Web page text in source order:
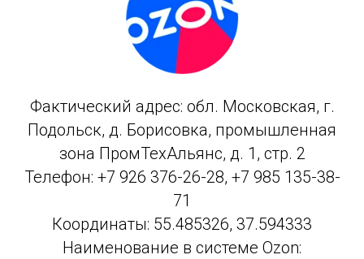
Фактический адрес: обл. Московская, г.
Подольск, д. Борисовка, промышленная
зона ПромТехАльянс, д. 1, стр. 2
Телефон: +7 926 376-26-28, +7 985 135-38-
71
Координаты: 55.485326, 37.594333
Наименование в системе Ozon: